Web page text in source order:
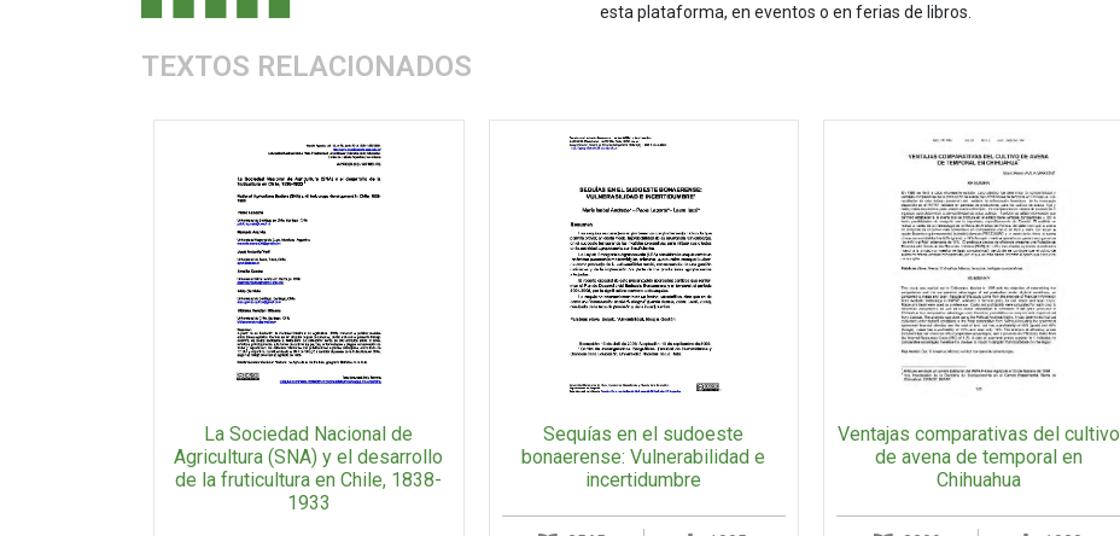
esta plataforma, en eventos o en ferias de libros.
TEXTOS RELACIONADOS
La Sociedad Nacional de
Agricultura (SNA) y el desarrollo
de la fruticultura en Chile, 1838-
1933
Sequías en el sudoeste
bonaerense: Vulnerabilidad e
incertidumbre
Ventajas comparativas del cultivo
de avena de temporal en
Chihuahua